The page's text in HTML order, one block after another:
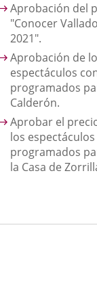
Aprobación del
"Conocer
2021".
Aprobación de
espectáculos
programados
Calderón.
Aprobar el
los
programados
la Casa de